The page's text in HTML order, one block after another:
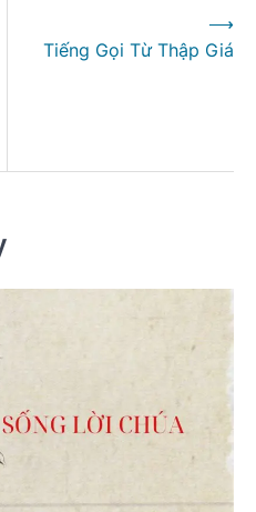
Tiếng Gọi Từ Thập Giá
⟶